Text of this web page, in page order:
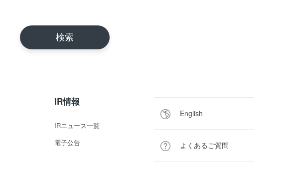
IR情報
IRニュース一覧
電子公告
English
よくあるご質問